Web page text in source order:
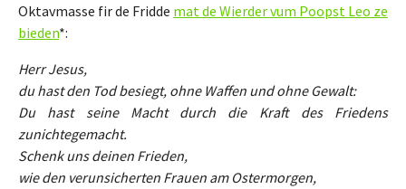
Oktavmasse fir de Fridde mat de Wierder vum Poopst Leo ze
bieden*:
Herr Jesus,
du hast den Tod besiegt, ohne Waffen und ohne Gewalt:
Du hast seine Macht durch die Kraft des Friedens
zunichtegemacht.
Schenk uns deinen Frieden,
wie den verunsicherten Frauen am Ostermorgen,